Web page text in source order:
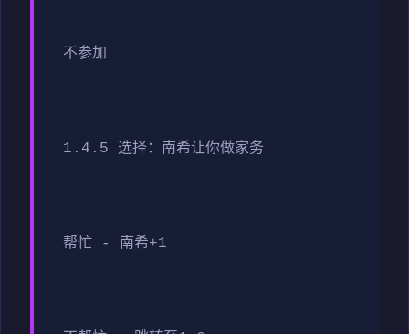
不参加
1.4.5 选择：南希让你做家务
帮忙 - 南希+1